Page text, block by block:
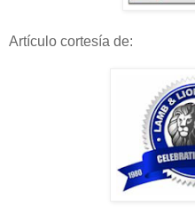
Artículo cortesía de: